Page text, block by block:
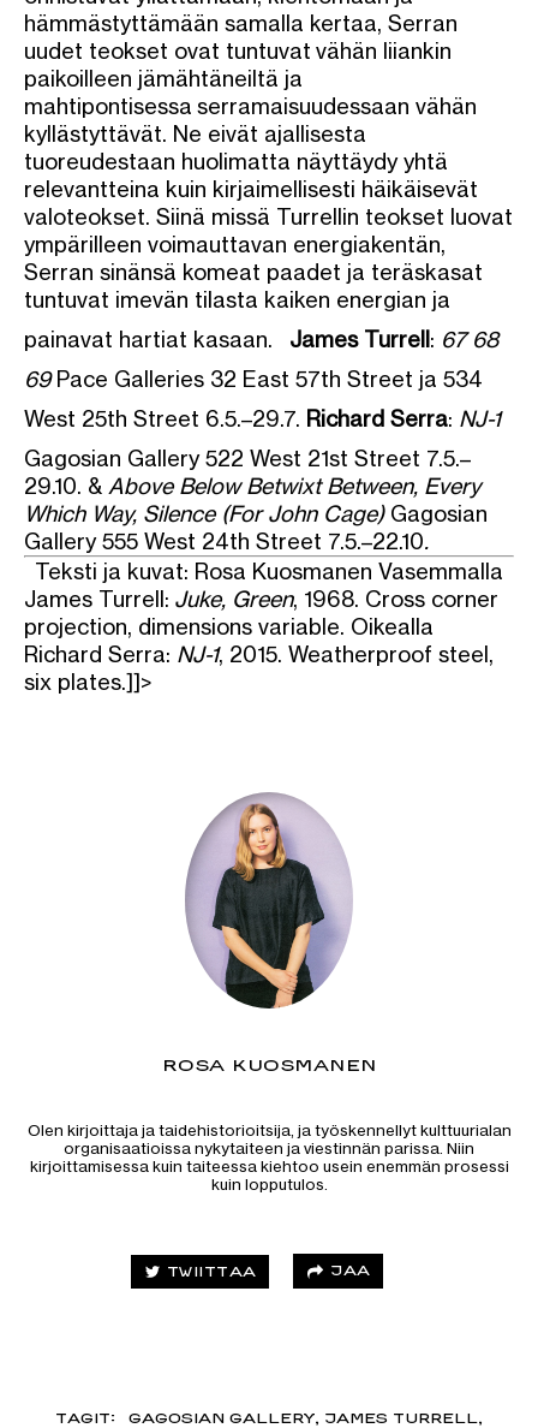
hämmästyttämään samalla kertaa, Serran
uudet teokset ovat tuntuvat vähän liiankin
paikoilleen jämähtäneiltä ja
mahtipontisessa serramaisuudessaan vähän
kyllästyttävät. Ne eivät ajallisesta
tuoreudestaan huolimatta näyttäydy yhtä
relevantteina kuin kirjaimellisesti häikäisevät
valoteokset. Siinä missä Turrellin teokset luovat
ympärilleen voimauttavan energiakentän,
Serran sinänsä komeat paadet ja teräskasat
tuntuvat imevän tilasta kaiken energian ja
painavat hartiat kasaan. James Turrell: 67 68
69Pace Galleries 32 East 57th Street ja 534
West 25th Street 6.5.–29.7. Richard Serra: NJ-1
Gagosian Gallery 522 West 21st Street 7.5.–
29.10. & Above Below Betwixt Between, Every
Which Way, Silence (For John Cage) Gagosian
Gallery 555 West 24th Street 7.5.–22.10.
Teksti ja kuvat: Rosa Kuosmanen Vasemmalla
James Turrell: Juke, Green, 1968. Cross corner
projection, dimensions variable. Oikealla
Richard Serra: NJ-1, 2015. Weatherproof steel,
six plates.]]>
ROSA KUOSMANEN
Olen kirjoittaja ja taidehistorioitsija, ja työskennellyt kulttuurialan
organisaatioissa nykytaiteen ja viestinnän parissa. Niin
kirjoittamisessa kuin taiteessa kiehtoo usein enemmän prosessi
kuin lopputulos.
TWIITTAA JAA
TAGIT: GAGOSIAN GALLERY, JAMES TURRELL,